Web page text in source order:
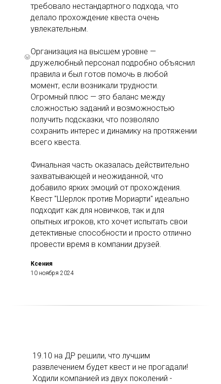
требовало нестандартного подхода, что
делало прохождение квеста очень
увлекательным.
Организация на высшем уровне —
дружелюбный персонал подробно объяснил
правила и был готов помочь в любой
момент, если возникали трудности.
Огромный плюс — это баланс между
сложностью заданий и возможностью
получить подсказки, что позволяло
сохранить интерес и динамику на протяжении
всего квеста.
Финальная часть оказалась действительно
захватывающей и неожиданной, что
добавило ярких эмоций от прохождения.
Квест "Шерлок против Мориарти" идеально
подходит как для новичков, так и для
опытных игроков, кто хочет испытать свои
детективные способности и просто отлично
провести время в компании друзей.
Ксения
10 ноября 2024
19.10 на ДР решили, что лучшим
развлечением будет квест и не прогадали!
Ходили компанией из двух поколений -